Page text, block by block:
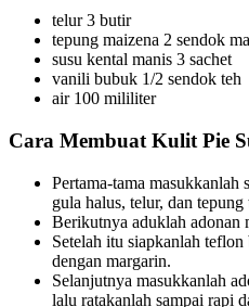
telur 3 butir
tepung maizena 2 sendok
susu kental manis 3 sachet
vanili bubuk 1/2 sendok teh
air 100 mililiter
Cara Membuat Kulit Pie
Pertama-tama masukkanlah
gula halus, telur, dan
Berikutnya aduklah adonan
Setelah itu siapkanlah
dengan margarin.
Selanjutnya masukkanlah
lalu ratakanlah sampai rapi